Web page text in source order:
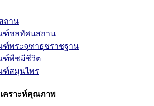
ถาน
ชลทัศนสถาน
พระจุฑาธุชราชฐาน
ฑ์พืชมีชีวิต
สมุนไพร
คราะห์คุณภาพ